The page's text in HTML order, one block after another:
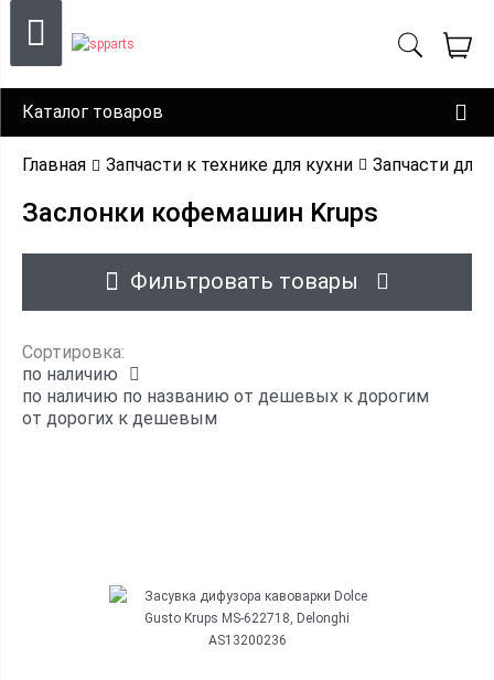
Каталог товаров
Главная Запчасти к технике для кухни Запчасти
Заслонки кофемашин Krups
Фильтровать товары
Сортировка:
по наличию
по наличию по названию от дешевых к дорогим
от дорогих к дешевым